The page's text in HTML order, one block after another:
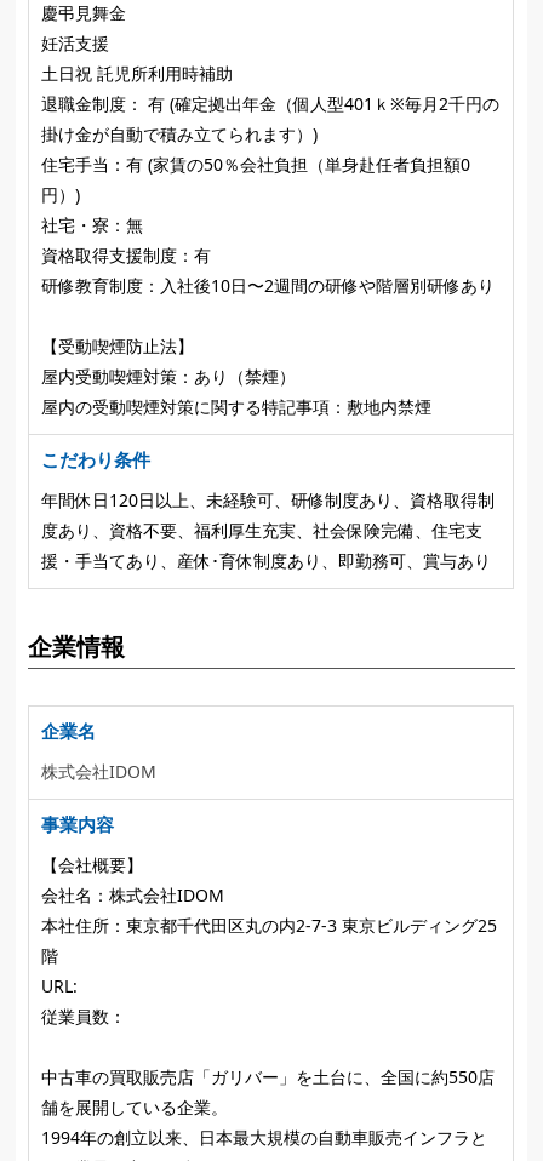
慶弔見舞金
妊活支援
土日祝 託児所利用時補助
退職金制度： 有 (確定拠出年金（個人型401ｋ※毎月2千円の
掛け金が自動で積み立てられます）)
住宅手当：有 (家賃の50％会社負担（単身赴任者負担額0
円）)
社宅・寮：無
資格取得支援制度：有
研修教育制度：入社後10日〜2週間の研修や階層別研修あり
【受動喫煙防止法】
屋内受動喫煙対策：あり（禁煙）
屋内の受動喫煙対策に関する特記事項：敷地内禁煙
こだわり条件
年間休日120日以上、未経験可、研修制度あり、資格取得制
度あり、資格不要、福利厚生充実、社会保険完備、住宅支
援・手当てあり、産休･育休制度あり、即勤務可、賞与あり
企業情報
企業名
株式会社IDOM
事業内容
【会社概要】
会社名：株式会社IDOM
本社住所：東京都千代田区丸の内2-7-3 東京ビルディング25
階
URL:
従業員数：
中古車の買取販売店「ガリバー」を土台に、全国に約550店
舗を展開している企業。
1994年の創立以来、日本最大規模の自動車販売インフラと